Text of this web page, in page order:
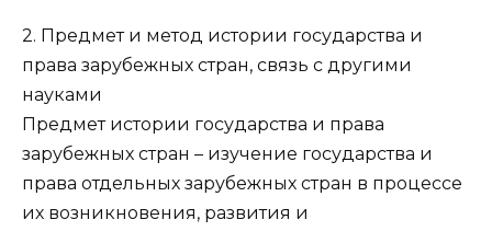
2. Предмет и метод истории государства и
права зарубежных стран, связь с другими
науками
Предмет истории государства и права
зарубежных стран – изучение государства и
права отдельных зарубежных стран в процессе
их возникновения, развития и